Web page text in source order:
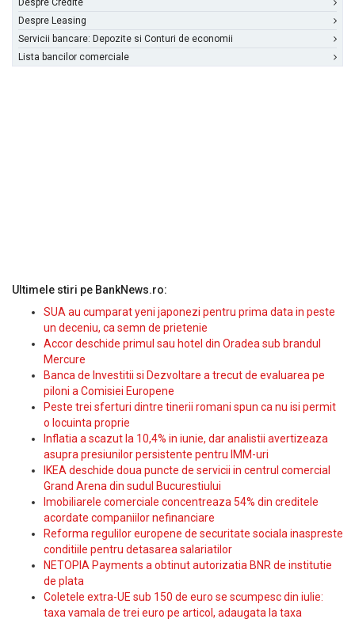
Despre Credite
Despre Leasing
Servicii bancare: Depozite si Conturi de economii
Lista bancilor comerciale
Ultimele stiri pe BankNews.ro:
SUA au cumparat yeni japonezi pentru prima data in peste
un deceniu, ca semn de prietenie
Accor deschide primul sau hotel din Oradea sub brandul
Mercure
Banca de Investitii si Dezvoltare a trecut de evaluarea pe
piloni a Comisiei Europene
Peste trei sferturi dintre tinerii romani spun ca nu isi permit
o locuinta proprie
Inflatia a scazut la 10,4% in iunie, dar analistii avertizeaza
asupra presiunilor persistente pentru IMM-uri
IKEA deschide doua puncte de servicii in centrul comercial
Grand Arena din sudul Bucurestiului
Imobiliarele comerciale concentreaza 54% din creditele
acordate companiilor nefinanciare
Reforma regulilor europene de securitate sociala inaspreste
conditiile pentru detasarea salariatilor
NETOPIA Payments a obtinut autorizatia BNR de institutie
de plata
Coletele extra-UE sub 150 de euro se scumpesc din iulie:
taxa vamala de trei euro pe articol, adaugata la taxa